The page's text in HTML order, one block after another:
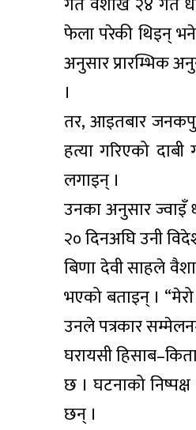
फेला परेकी थिइन् भने
अनुसार प्रारम्भिक
।
तर, आइतबार
हत्या गरिएको
लगाइन् ।
उनका अनुसार ज्वाइँ
२० दिनअघि उनी
बिणा देवी साहले
भएको बताइन् ।
उनले पत्रकार
घरायसी
छ । घटनाको
छन् ।